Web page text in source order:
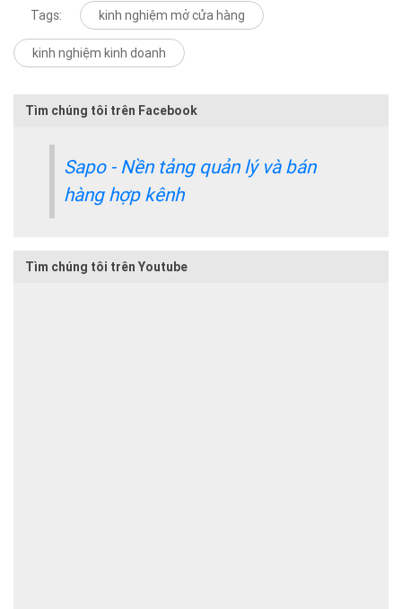
Tags: kinh nghiệm mở cửa hàng
kinh nghiệm kinh doanh
Tìm chúng tôi trên Facebook
Sapo - Nền tảng quản lý và bán
hàng hợp kênh
Tìm chúng tôi trên Youtube